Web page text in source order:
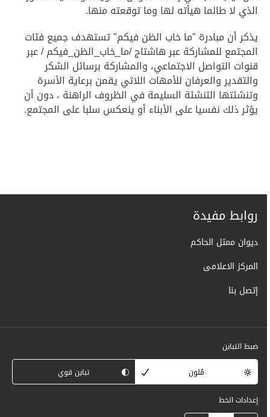
الذي لا طالما هيأته لها وما توقعته منها.
يذكر أن مبادرة "ما خاب الظن فيكم" تستهدف جميع فئات
المجتمع للمشاركة عبر هاشتاج /ما_خاب_الظن_فيكم / عبر
قنوات التواصل الاجتماعي، والمشاركة برسائل الشكر
والتقدير والعرفان للأمهات اللاتي يقمن برعاية الأسرة
وتنشئتها التنشئة السليمة في الظروف الراهنة ، دون أن
يؤثر ذلك نفسيا على الأبناء أو ينعكس سلبا على المجتمع.
روابط مفيدة
ديوان ممثل الحاكم
المركز الاعلامى
إتصل بنا
ضبط التباين
مُلون
تباين قوي
إعدادات الخط